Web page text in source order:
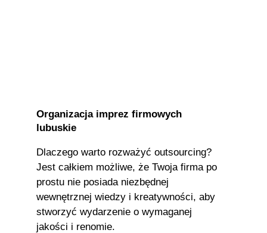
Organizacja imprez firmowych
lubuskie
Dlaczego warto rozważyć outsourcing?
Jest całkiem możliwe, że Twoja firma po
prostu nie posiada niezbędnej
wewnętrznej wiedzy i kreatywności, aby
stworzyć wydarzenie o wymaganej
jakości i renomie.